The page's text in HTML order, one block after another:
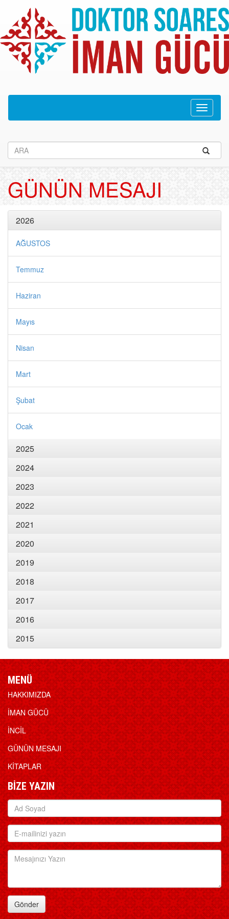
GÜNÜN MESAJI
2026
AĞUSTOS
Temmuz
Haziran
Mayıs
Nisan
Mart
Şubat
Ocak
2025
2024
2023
2022
2021
2020
2019
2018
2017
2016
2015
MENÜ
HAKKIMIZDA
İMAN GÜCÜ
İNCİL
GÜNÜN MESAJI
KİTAPLAR
BİZE YAZIN
Gönder